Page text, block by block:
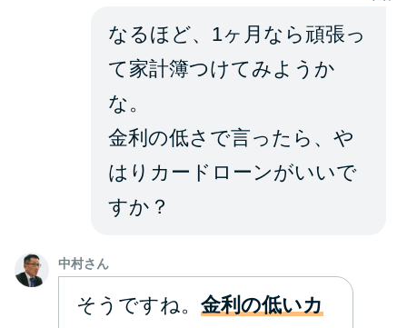
なるほど、1ヶ月なら頑張っ
て家計簿つけてみようか
な。
金利の低さで言ったら、や
はりカードローンがいいで
すか？
中村さん
そうですね。 金利の低いカ